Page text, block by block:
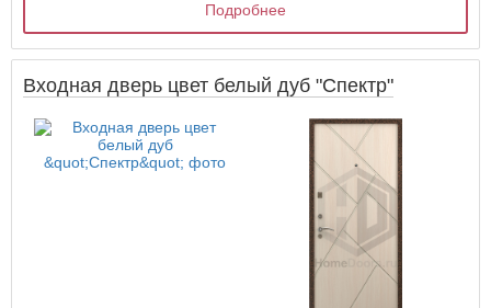
Подробнее
Входная дверь цвет белый дуб "Спектр"